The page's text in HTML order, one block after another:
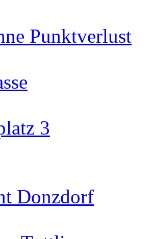
Punktverlust
3
Donzdorf